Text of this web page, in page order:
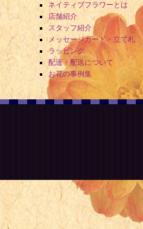
ネイティブフラワーとは
店舗紹介
スタッフ紹介
メッセージカード・立て札
ラッピング
配達・配送について
お花の事例集